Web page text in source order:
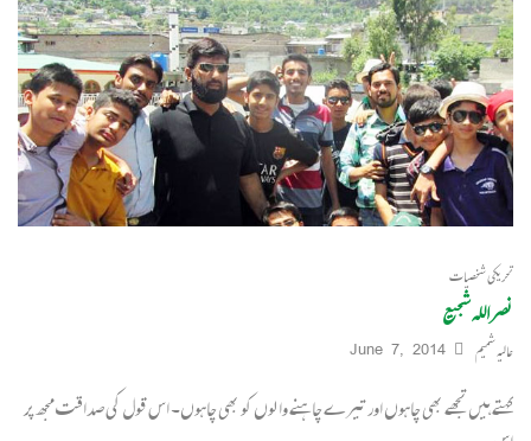
تحریکی شخصیات
نصراللہ شجیع
عالیہ شمیم June 7, 2014
کہتے ہیں تجھے بھی چاہوں اور تیرے چاہنے وا لوں کو بھی چاہوں۔ اس قول کی صداقت مجھ پر